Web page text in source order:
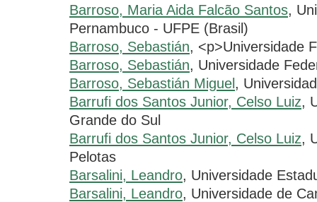
Barroso, Maria Aida Falcão Santos,
Pernambuco - UFPE (Brasil)
Barroso, Sebastián, <p>Universidade
Barroso, Sebastián, Universidade
Barroso, Sebastián Miguel,
Barrufi dos Santos Junior, Celso Luiz,
Grande do Sul
Barrufi dos Santos Junior, Celso Luiz,
Pelotas
Barsalini, Leandro, Universidade
Barsalini, Leandro, Universidade de